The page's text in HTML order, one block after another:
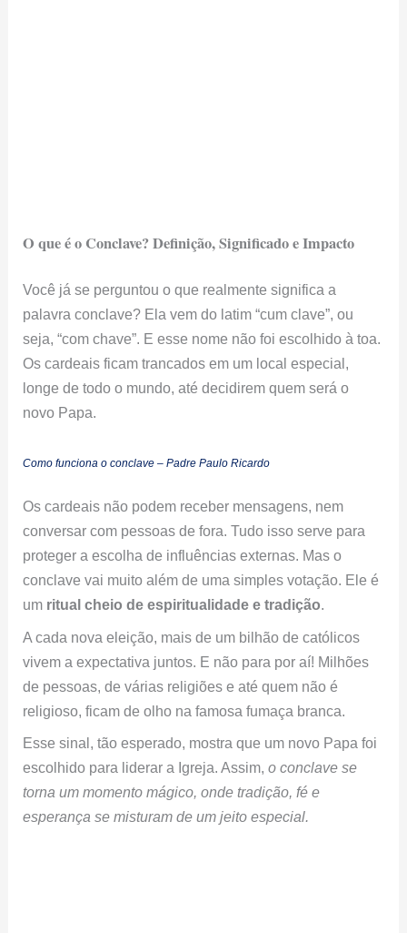
O que é o Conclave? Definição, Significado e Impacto
Você já se perguntou o que realmente significa a
palavra conclave? Ela vem do latim “cum clave”, ou
seja, “com chave”. E esse nome não foi escolhido à toa.
Os cardeais ficam trancados em um local especial,
longe de todo o mundo, até decidirem quem será o
novo Papa.
Como funciona o conclave – Padre Paulo Ricardo
Os cardeais não podem receber mensagens, nem
conversar com pessoas de fora. Tudo isso serve para
proteger a escolha de influências externas. Mas o
conclave vai muito além de uma simples votação. Ele é
um ritual cheio de espiritualidade e tradição.
A cada nova eleição, mais de um bilhão de católicos
vivem a expectativa juntos. E não para por aí! Milhões
de pessoas, de várias religiões e até quem não é
religioso, ficam de olho na famosa fumaça branca.
Esse sinal, tão esperado, mostra que um novo Papa foi
escolhido para liderar a Igreja. Assim,o conclave se
torna um momento mágico, onde tradição, fé e
esperança se misturam de um jeito especial.